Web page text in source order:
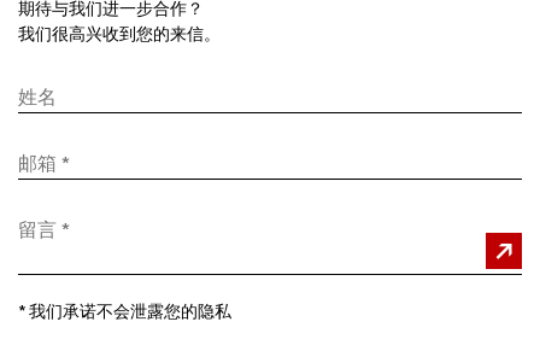
期待与我们进一步合作？
我们很高兴收到您的来信。
* 我们承诺不会泄露您的隐私